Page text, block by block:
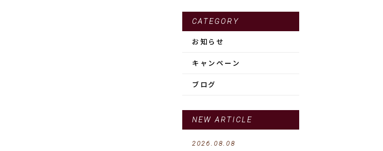
CATEGORY
お知らせ
キャンペーン
ブログ
NEW ARTICLE
2026.08.08